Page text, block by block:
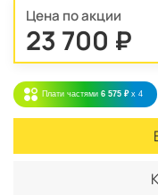
Цена по акции
23 700 ₽
Плати частями 6 575 ₽ x 4